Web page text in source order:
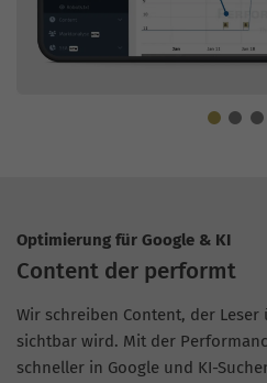
Optimierung für Google & KI
Content der performt
Wir schreiben Content, der
sichtbar wird. Mit der
schneller in Google und KI-